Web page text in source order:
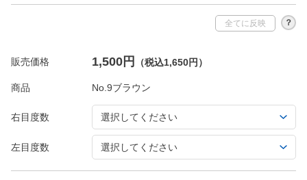
全てに反映 ？
販売価格 1,500円 （税込1,650円）
商品
右目度数
左目度数